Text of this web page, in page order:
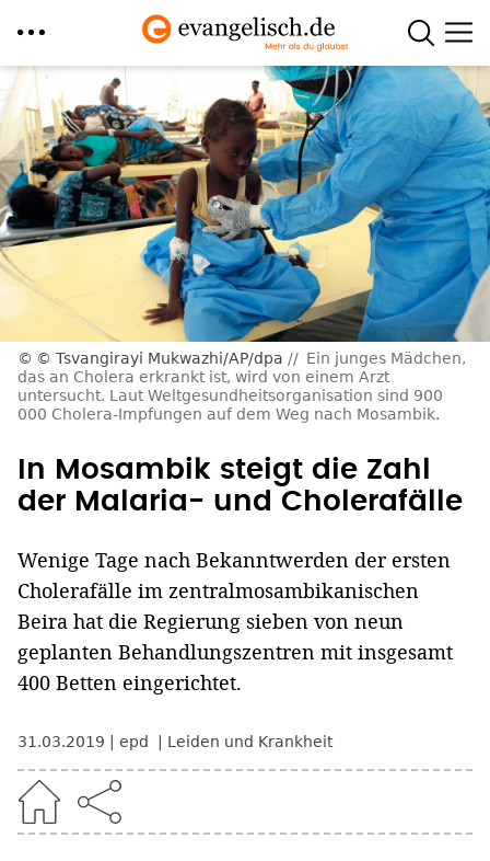
Direkt
zum
Inhalt
© Tsvangirayi Mukwazhi/AP/dpa
Ein junges Mädchen,
das an Cholera erkrankt ist, wird von einem Arzt
untersucht. Laut Weltgesundheitsorganisation sind 900
000 Cholera-Impfungen auf dem Weg nach Mosambik.
In Mosambik steigt die Zahl
der Malaria- und Cholerafälle
Wenige Tage nach Bekanntwerden der ersten
Cholerafälle im zentralmosambikanischen
Beira hat die Regierung sieben von neun
geplanten Behandlungszentren mit insgesamt
400 Betten eingerichtet.
31.03.2019 epd Leiden und Krankheit